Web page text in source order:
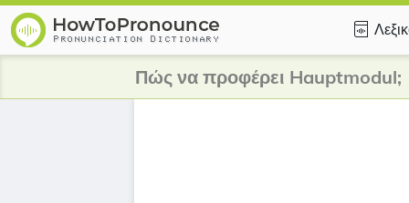
Πώς να προφέρει Hauptmodul;